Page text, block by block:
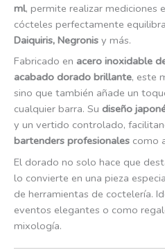
ml, permite realizar mediciones
cócteles perfectamente
Daiquiris, Negronis y más.
Fabricado en acero inoxidable
acabado dorado brillante, este
sino que también añade un
cualquier barra. Su diseño
y un vertido controlado,
bartenders profesionales como
El dorado no solo hace que
lo convierte en una pieza
de herramientas de coctelería.
eventos elegantes o como
mixología.